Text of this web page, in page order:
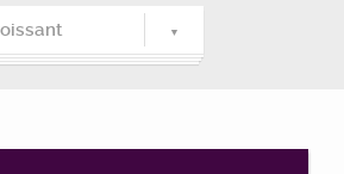
plus ancien